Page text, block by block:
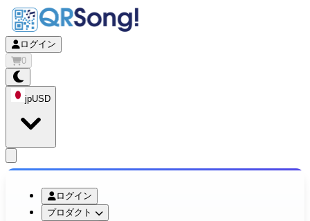
ログイン
0
jpUSD
ログイン
プロダクト